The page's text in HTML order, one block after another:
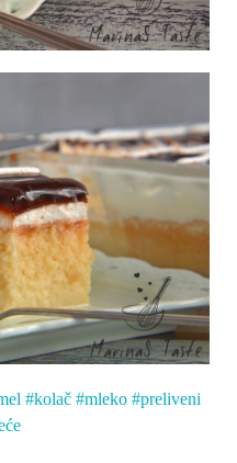
kolač mleko
preliveni